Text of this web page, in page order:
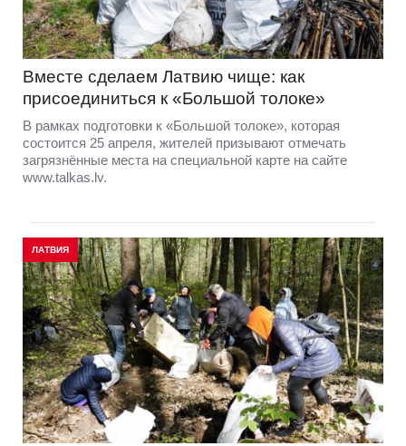
Вместе сделаем Латвию чище: как
присоединиться к «Большой толоке»
В рамках подготовки к «Большой толоке», которая
состоится 25 апреля, жителей призывают отмечать
загрязнённые места на специальной карте на сайте
www.talkas.lv.
ЛАТВИЯ